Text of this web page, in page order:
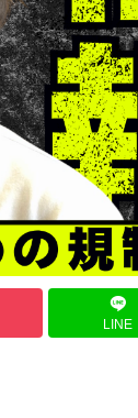
LINE